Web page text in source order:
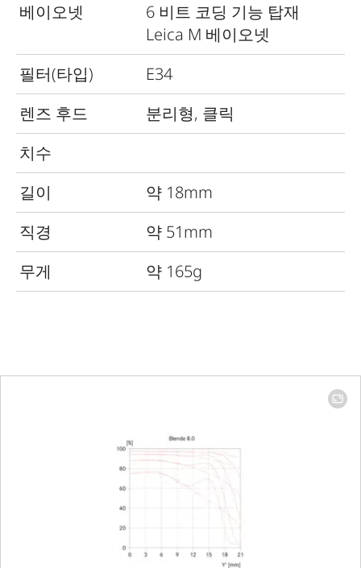
베이오넷
6 비트 코딩 기능 탑재
Leica M 베이오넷
필터(타입)
E34
렌즈 후드
분리형, 클릭
치수
길이
약 18mm
직경
약 51mm
무게
약 165g